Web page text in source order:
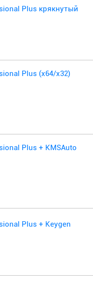
Plus крякнутый
Plus (x64/x32)
Plus + KMSAuto
Plus + Keygen